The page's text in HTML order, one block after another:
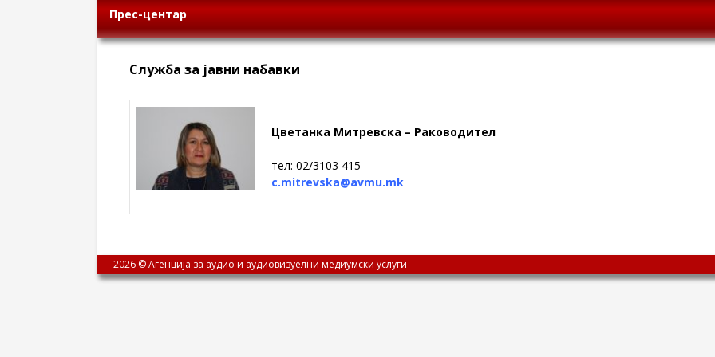
Прес-центар
Служба за јавни набавки
Цветанка Митревска – Раководител
тел: 02/3103 415
c.mitrevska@avmu.mk
2026 © Агенција за аудио и аудиовизуелни медиумски услуги